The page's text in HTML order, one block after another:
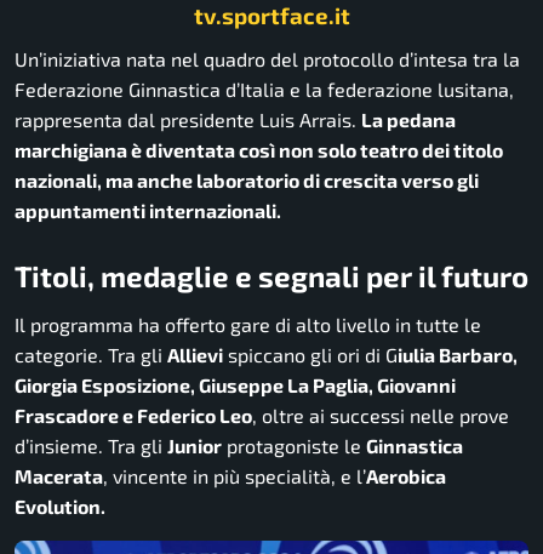
tv.sportface.it
Un’iniziativa nata nel quadro del protocollo d’intesa tra la
Federazione Ginnastica d’Italia e la federazione lusitana,
rappresenta dal presidente Luis Arrais. La pedana
marchigiana è diventata così non solo teatro dei titolo
nazionali, ma anche laboratorio di crescita verso gli
appuntamenti internazionali.
Titoli, medaglie e segnali per il futuro
Il programma ha offerto gare di alto livello in tutte le
categorie. Tra gli Allievi spiccano gli ori di Giulia Barbaro,
Giorgia Esposizione, Giuseppe La Paglia, Giovanni
Frascadore e Federico Leo , oltre ai successi nelle prove
d’insieme. Tra gli Junior protagoniste le Ginnastica
Macerata , vincente in più specialità, e l’Aerobica
Evolution.